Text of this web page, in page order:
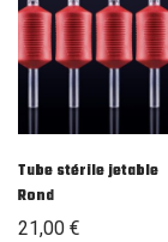
Tube stérile jetable
Rond
21,00 €